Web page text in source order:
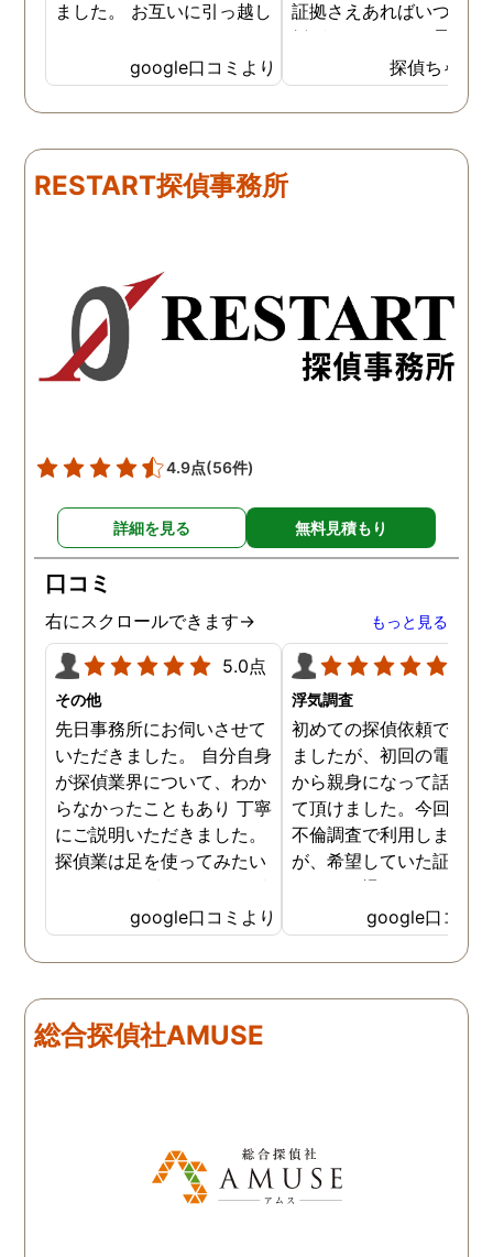
ました。 お互いに引っ越し
いる情報も少なかったの
で、難しいかなと思ってい
たのですが、見事に探して
ました。うれしくてお互い
に涙の再会でした。 対応し
玉総合情報事務所さんに依
頼させていただき本当に良
かったです。
google口コミより
証拠さえあればいつでも
婚ができるのにと愚痴を
ぼしていると、姉が探偵
不倫の証拠集めを依頼し
くれました。探偵事務所
にも関わらず、相談員の
明な点が全くないほどし
かりと説明をしてくれま
た。調査では夫が不倫相
の自宅に頻繁に訪れる様
務所に関しても調べてく
ていて、周りの人たちの
かげで夫と離婚ができそ
探偵ちゃん
RESTART探偵事務所
4.9点(56件)
詳細を見る 無料見積もり
口コミ
右にスクロールできます→ もっと見る
5.0点
その他
先日事務所にお伺いさせて
いただきました。 自分自身
が探偵業界について、わか
らなかったこともあり 丁寧
にご説明いただきました。
探偵業は足を使ってみたい
SNSなどの知識も豊富で、
色んな視点から対応されて
います。 他の口コミにもあ
金が安く明確で親身になっ
て対応いただける探偵さん
google口コミより
浮気調査
初めての探偵依頼で緊張
ましたが、初回の電話相
から親身になって話を聞
て頂けました。今回、夫
不倫調査で利用しました
が、希望していた証拠を
っかりと撮ってもらうこ
が出来ました。調査中も
動きがある度に細かく報
してくださり、安心しま
読めない中、柔軟に対応
す。
google口コミ
総合探偵社AMUSE